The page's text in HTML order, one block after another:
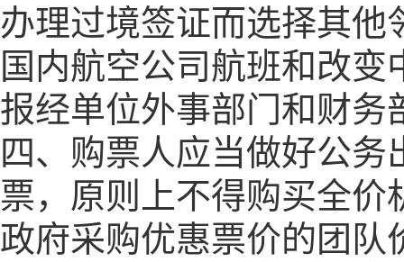
办理过境签证而选择其
国内航空公司航班和改
报经单位外事部门和财务
四、购票人应当做好公
票，原则上不得购买全
政府采购优惠票价的团队